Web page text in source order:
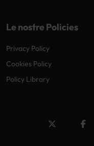
Le nostre Policies
Privacy Policy
Cookies Policy
Policy Library